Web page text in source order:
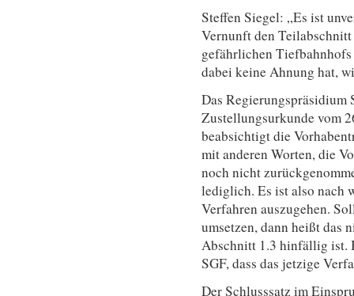
Steffen Siegel: „Es ist
Vernunft den
gefährlichen
dabei keine Ahnung hat,
Das
Zustellungsurkunde vom
beabsichtigt die
mit anderen Worten, die
noch nicht
lediglich. Es ist also nach
Verfahren auszugehen.
umsetzen, dann heißt das
Abschnitt 1.3 hinfällig ist.
SGF, dass das jetzige
Der Schlusssatz im